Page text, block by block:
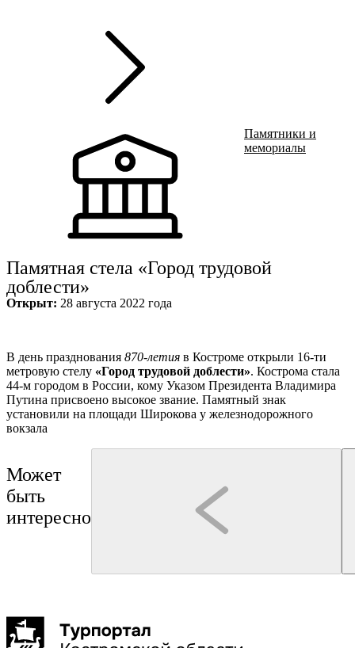
Памятники и
мемориалы
Памятная стела «Город трудовой
доблести»
Открыт: 28 августа 2022 года
В день празднования 870-летия в Костроме открыли 16-ти
метровую стелу «Город трудовой доблести». Кострома стала
44-м городом в России, кому Указом Президента Владимира
Путина присвоено высокое звание. Памятный знак
установили на площади Широкова у железнодорожного
вокзала
Может
быть
интересно
обзорная экскурсия по историческому центру
Костромы